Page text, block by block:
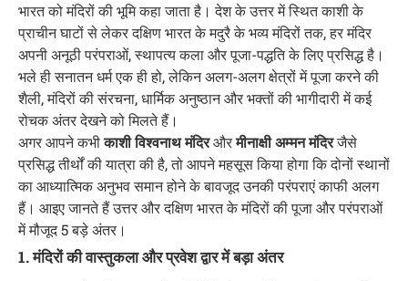
भारत को मंदिरों की भूमि कहा जाता है। देश के उत्तर में स्थित काशी के
प्राचीन घाटों से लेकर दक्षिण भारत के मदुरै के भव्य मंदिरों तक, हर मंदिर
अपनी अनूठी परंपराओं, स्थापत्य कला और पूजा-पद्धति के लिए प्रसिद्ध है।
भले ही सनातन धर्म एक ही हो, लेकिन अलग-अलग क्षेत्रों में पूजा करने की
शैली, मंदिरों की संरचना, धार्मिक अनुष्ठान और भक्तों की भागीदारी में कई
रोचक अंतर देखने को मिलते हैं।
अगर आपने कभीकाशी विश्वनाथ मंदिरऔरमीनाक्षी अम्मन मंदिरजैसे
प्रसिद्ध तीर्थों की यात्रा की है, तो आपने महसूस किया होगा कि दोनों स्थानों
का आध्यात्मिक अनुभव समान होने के बावजूद उनकी परंपराएं काफी अलग
हैं। आइए जानते हैं उत्तर और दक्षिण भारत के मंदिरों की पूजा और परंपराओं
में मौजूद 5 बड़े अंतर।
1. मंदिरों की वास्तुकला और प्रवेश द्वार में बड़ा अंतर